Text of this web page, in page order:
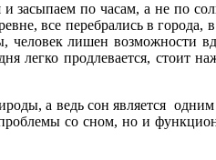
засыпаем по часам, а не по
все перебрались в города,
человек лишен возможности
легко продлевается, стоит
а ведь сон является
со сном, но и